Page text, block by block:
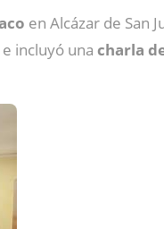
en Alcázar de San
e incluyó una charla